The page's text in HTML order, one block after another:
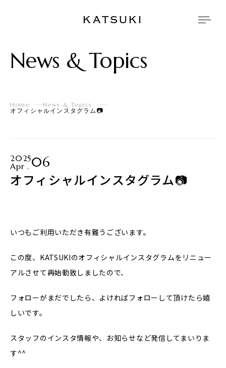
KATSUKI
News & Topics
Home
News & Topics
オフィシャルインスタグラム📷
2025
Apr . 06
オフィシャルインスタグラム📷
いつもご利用いただき有難うございます。
この度、KATSUKIのオフィシャルインスタグラムをリニュー
アルさせて再始動致しましたので、
フォローがまだでしたら、よければフォローして頂けたら嬉
しいです。
スタッフのインスタ情報や、お知らせなど発信してまいりま
す^^